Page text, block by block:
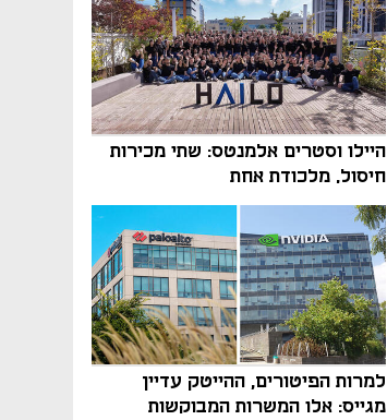
היילו וסטרים אלמנטס: שתי מכירות
חיסול, מלכודת אחת
למרות הפיטורים, ההייטק עדיין
מגייס: אלו המשרות המבוקשות